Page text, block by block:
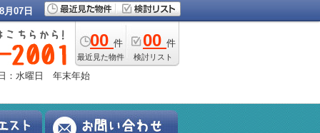
月07日
00 件
最近見た物件
00 件
検討リスト
：水曜日 年末年始